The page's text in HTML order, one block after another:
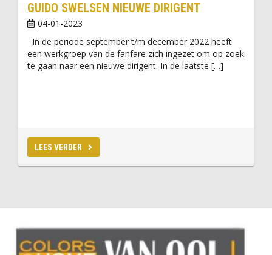
GUIDO SWELSEN NIEUWE DIRIGENT
04-01-2023
In de periode september t/m december 2022 heeft
een werkgroep van de fanfare zich ingezet om op zoek
te gaan naar een nieuwe dirigent. In de laatste […]
LEES VERDER